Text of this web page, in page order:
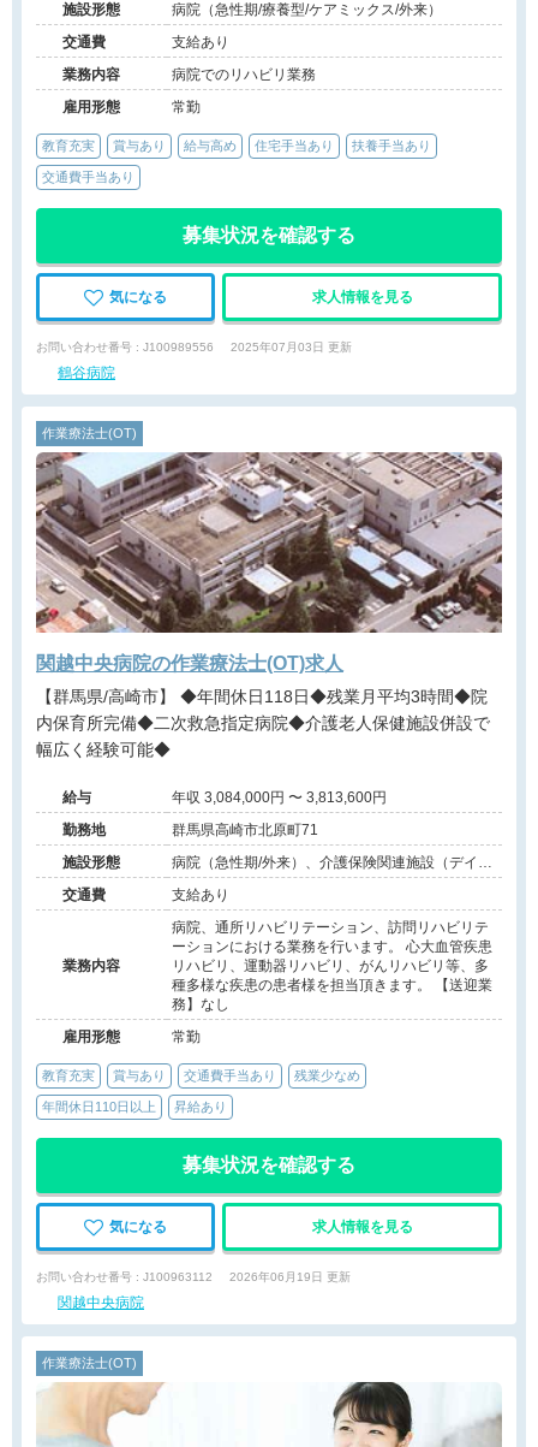
施設形態
病院（急性期/療養型/ケアミックス/外来）
交通費
支給あり
業務内容
病院でのリハビリ業務
雇用形態
常勤
教育充実 賞与あり 給与高め 住宅手当あり 扶養手当あり
交通費手当あり
募集状況を確認する
気になる 求人情報を見る
お問い合わせ番号 : J100989556 2025年07月03日 更新
鶴谷病院
作業療法士(OT)
関越中央病院の作業療法士(OT)求人
【群馬県/高崎市】 ◆年間休日118日◆残業月平均3時間◆院
内保育所完備◆二次救急指定病院◆介護老人保健施設併設で
幅広く経験可能◆
給与
年収 3,084,000円 〜 3,813,600円
勤務地
群馬県高崎市北原町71
施設形態
病院（急性期/外来）、介護保険関連施設（デイケ
ア/訪問看護・リハ）
交通費 支給あり
業務内容
病院、通所リハビリテーション、訪問リハビリテ
ーションにおける業務を行います。 心大血管疾患
リハビリ、運動器リハビリ、がんリハビリ等、多
種多様な疾患の患者様を担当頂きます。 【送迎業
務】なし
雇用形態
常勤
教育充実 賞与あり 交通費手当あり 残業少なめ
年間休日110日以上 昇給あり
募集状況を確認する
気になる 求人情報を見る
お問い合わせ番号 : J100963112 2026年06月19日 更新
関越中央病院
作業療法士(OT)